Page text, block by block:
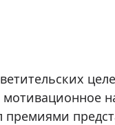
премиями